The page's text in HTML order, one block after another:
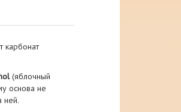
карбонат
(яблочный
основа не
ней.